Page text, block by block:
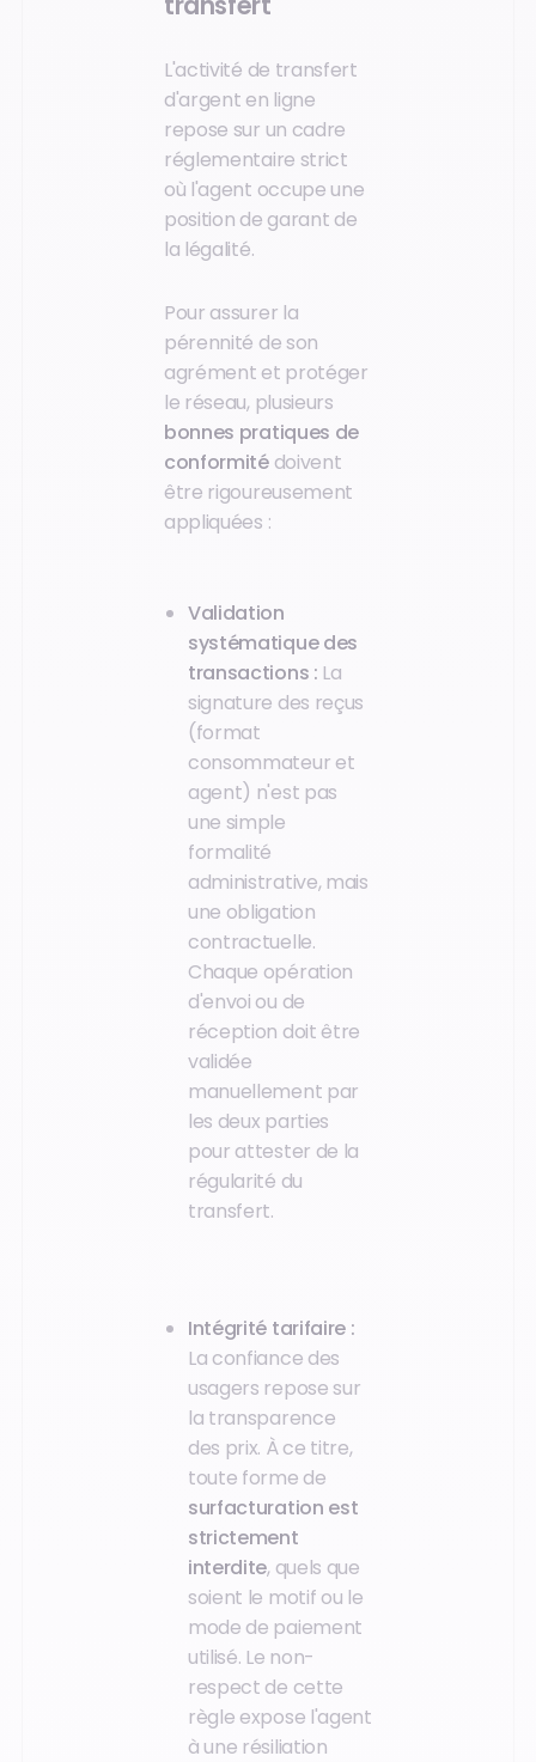
L'activité de transfert
d'argent en ligne
repose sur un cadre
réglementaire strict
où l'agent occupe une
position de garant de
la légalité.
Pour assurer la
pérennité de son
agrément et protéger
le réseau, plusieurs
bonnes pratiques de
conformitédoivent
être rigoureusement
appliquées :
Validation
systématique des
transactions : La
signature des reçus
(format
consommateur et
agent) n'est pas
une simple
formalité
administrative, mais
une obligation
contractuelle.
Chaque opération
d'envoi ou de
réception doit être
validée
manuellement par
les deux parties
pour attester de la
régularité du
transfert.
Intégrité tarifaire :
La confiance des
usagers repose sur
la transparence
des prix. À ce titre,
toute forme de
surfacturation est
strictement
interdite, quels que
soient le motif ou le
mode de paiement
utilisé. Le non-
respect de cette
règle expose l'agent
à une résiliation